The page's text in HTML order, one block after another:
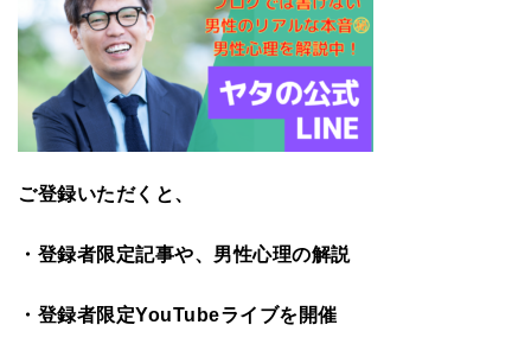
ご登録いただくと、
・登録者限定記事や、男性心理の解説
・登録者限定YouTubeライブを開催